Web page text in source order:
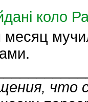
коло
что